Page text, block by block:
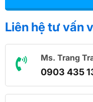
Liên hệ tư vấn
Ms. Trang
0903 435